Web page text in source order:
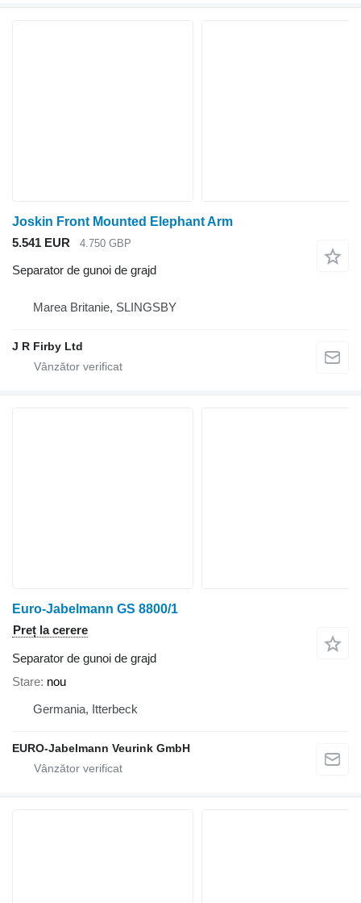
Joskin Front Mounted Elephant Arm
5.541 EUR
4.750 GBP
Separator de gunoi de grajd
Marea Britanie, SLINGSBY
J R Firby Ltd
Euro-Jabelmann GS 8800/1
Preț la cerere
Separator de gunoi de grajd
Stare nou
Germania, Itterbeck
EURO-Jabelmann Veurink GmbH